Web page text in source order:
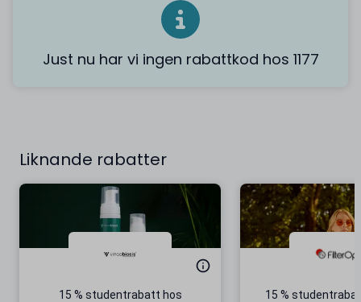
Just nu har vi ingen rabattkod hos 1177
Liknande rabatter
15 % studentrabatt hos
15 %